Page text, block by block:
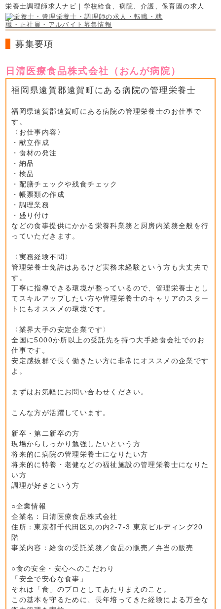
栄養士調理師求人ナビ｜学校給食、病院、介護、保育園の求人
募集要項
日清医療食品株式会社（おんが病院）
福岡県遠賀郡遠賀町にある病院の管理栄養士
福岡県遠賀郡遠賀町にある病院の管理栄養士のお仕事で
す。
〈お仕事内容〉
・献立作成
・食材の発注
・納品
・検品
・配膳チェックや残食チェック
・帳票類の作成
・調理業務
・盛り付け
などの食事提供にかかる栄養科業務と厨房内業務全般を行
っていただきます。
〈実務経験不問〉
管理栄養士免許はあるけど実務未経験という方も大丈夫で
す。
丁寧に指導できる環境が整っているので、管理栄養士とし
てスキルアップしたい方や管理栄養士のキャリアのスター
トにもオススメの環境です。
〈業界大手の安定企業です〉
全国に5000か所以上の受託先を持つ大手給食会社でのお
仕事です。
安定感抜群で長く働きたい方に非常にオススメの企業です
よ。
まずはお気軽にお問い合わせください。
こんな方が活躍しています。
新卒・第二新卒の方
現場からしっかり勉強したいという方
将来的に病院の管理栄養士になりたい方
将来的に特養・老健などの福祉施設の管理栄養士になりた
い方
調理が好きという方
○企業情報
企業名：日清医療食品株式会社
住所：東京都千代田区丸の内2-7-3 東京ビルディング20
階
事業内容：給食の受託業務／食品の販売／弁当の販売
○食の安全・安心へのこだわり
「安全で安心な食事」
それは「食」のプロとしてあたりまえのこと。
この基本を守るために、長年培ってきた経験による万全な